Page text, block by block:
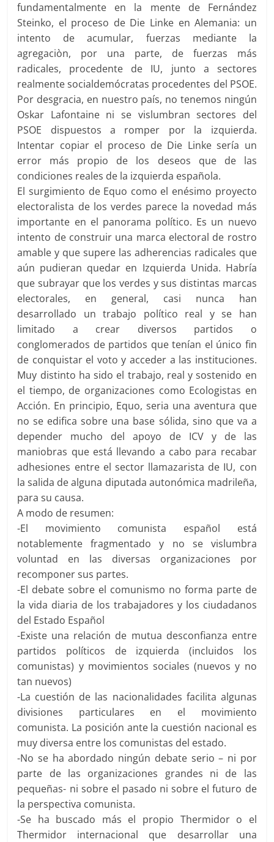
fundamentalmente en la mente de Fernández
Steinko, el proceso de Die Linke en Alemania: un
intento de acumular, fuerzas mediante la
agregaciòn, por una parte, de fuerzas más
radicales, procedente de IU, junto a sectores
realmente socialdemócratas procedentes del PSOE.
Por desgracia, en nuestro país, no tenemos ningún
Oskar Lafontaine ni se vislumbran sectores del
PSOE dispuestos a romper por la izquierda.
Intentar copiar el proceso de Die Linke sería un
error más propio de los deseos que de las
condiciones reales de la izquierda española.
El surgimiento de Equo como el enésimo proyecto
electoralista de los verdes parece la novedad más
importante en el panorama político. Es un nuevo
intento de construir una marca electoral de rostro
amable y que supere las adherencias radicales que
aún pudieran quedar en Izquierda Unida. Habría
que subrayar que los verdes y sus distintas marcas
electorales, en general, casi nunca han
desarrollado un trabajo político real y se han
limitado a crear diversos partidos o
conglomerados de partidos que tenían el único fin
de conquistar el voto y acceder a las instituciones.
Muy distinto ha sido el trabajo, real y sostenido en
el tiempo, de organizaciones como Ecologistas en
Acción. En principio, Equo, seria una aventura que
no se edifica sobre una base sólida, sino que va a
depender mucho del apoyo de ICV y de las
maniobras que está llevando a cabo para recabar
adhesiones entre el sector llamazarista de IU, con
la salida de alguna diputada autonómica madrileña,
para su causa.
A modo de resumen:
-El movimiento comunista español está
notablemente fragmentado y no se vislumbra
voluntad en las diversas organizaciones por
recomponer sus partes.
-El debate sobre el comunismo no forma parte de
la vida diaria de los trabajadores y los ciudadanos
del Estado Español
-Existe una relación de mutua desconfianza entre
partidos políticos de izquierda (incluidos los
comunistas) y movimientos sociales (nuevos y no
tan nuevos)
-La cuestión de las nacionalidades facilita algunas
divisiones particulares en el movimiento
comunista. La posición ante la cuestión nacional es
muy diversa entre los comunistas del estado.
-No se ha abordado ningún debate serio – ni por
parte de las organizaciones grandes ni de las
pequeñas- ni sobre el pasado ni sobre el futuro de
la perspectiva comunista.
-Se ha buscado más el propio Thermidor o el
Thermidor internacional que desarrollar una